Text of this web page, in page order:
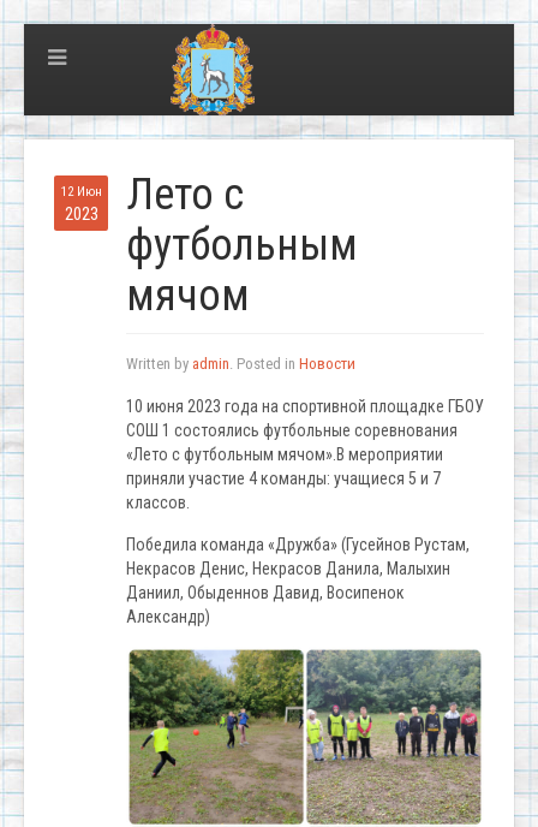
12 Июн
2023
Лето с
футбольным
мячом
Written by admin. Posted in Новости
10 июня 2023 года на спортивной площадке ГБОУ
СОШ 1 состоялись футбольные соревнования
«Лето с футбольным мячом».В мероприятии
приняли участие 4 команды: учащиеся 5 и 7
классов.
Победила команда «Дружба» (Гусейнов Рустам,
Некрасов Денис, Некрасов Данила, Малыхин
Даниил, Обыденнов Давид, Восипенок
Александр)